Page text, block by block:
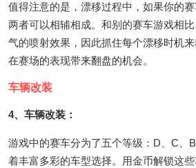
值得注意的是，漂移过程中，如果你的
两者可以相辅相成。和别的赛车游戏相
气的喷射效果，因此抓住每个漂移时机
在赛场的表现带来翻盘的机会。
车辆改装
4、车辆改装：
游戏中的赛车分为了五个等级：D、C、
着丰富多彩的车型选择。用金币解锁这